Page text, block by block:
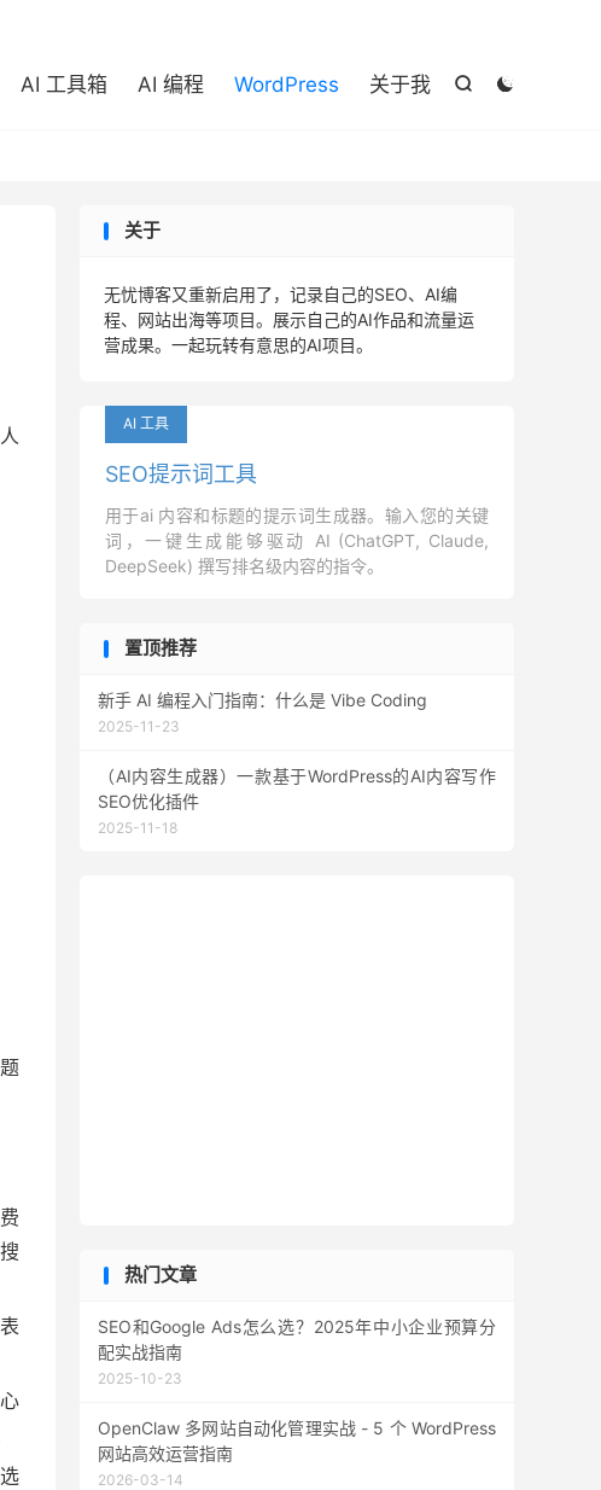


AI 工具箱 AI 编程 WordPress 关于我
关于
无忧博客又重新启用了，记录自己的SEO、AI编
程、网站出海等项目。展示自己的AI作品和流量运
营成果。一起玩转有意思的AI项目。
AI 工具
SEO提示词工具
用于ai 内容和标题的提示词生成器。输入您的关键
词，一键生成能够驱动 AI (ChatGPT, Claude,
DeepSeek) 撰写排名级内容的指令。
置顶推荐
新手 AI 编程入门指南：什么是 Vibe Coding
2025-11-23
（AI内容生成器）一款基于WordPress的AI内容写作
SEO优化插件
2025-11-18
热门文章
SEO和Google Ads怎么选？2025年中小企业预算分
配实战指南
2025-10-23
OpenClaw 多网站自动化管理实战 - 5 个 WordPress
网站高效运营指南
2026-03-14